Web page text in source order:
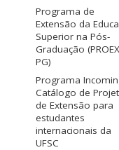
Programa de
Extensão da
Superior na Pós-
Graduação
PG)
Programa
Catálogo de
de Extensão para
estudantes
internacionais da
UFSC